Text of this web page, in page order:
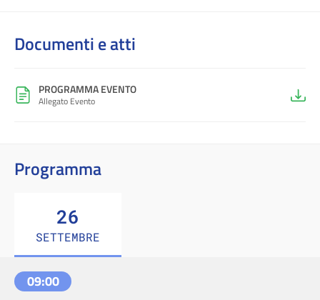
Documenti e atti
PROGRAMMA EVENTO
Allegato Evento
Programma
26
SETTEMBRE
09:00